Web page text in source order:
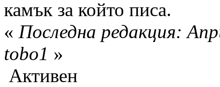
камък за който писа.
« Последна редакция:
tobo1 »
Активен